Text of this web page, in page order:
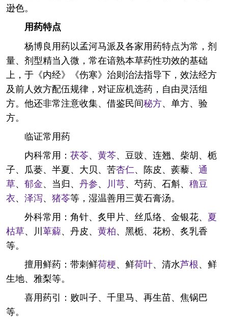
逊色。
用药特点
杨博良用药以孟河马派及各家用药特点为常，剂
量、剂型精当入微，常在谙熟本草药性功效的基础
上，于《内经》《伤寒》治则治法指导下，效法经方
及前人效方配伍规律，对证应机选药，自由灵活组
方。他还非常注意收集、借鉴民间秘方、单方、验
方。
临证常用药
内科常用： 茯苓、 黄芩、豆豉、连翘、柴胡、栀
子、瓜蒌、半夏、大贝、苦杏仁、陈皮、蒺藜、 通
草、 郁金、当归、 丹参、 川芎、芍药、石斛、 穞豆
衣、 泽泻、 猪苓等，湿温善用三黄石膏汤。
外科常用：角针、炙甲片、丝瓜络、金银花、 夏
枯草、川萆薢、丹皮、 黄柏、黑栀、花粉、炙乳香
等。
擅用鲜药：带刺鲜荷梗、鲜荷叶、清水芦根、鲜
生地、雅梨等。
喜用药引：败叫子、千里马、再生苗、焦锅巴
等。